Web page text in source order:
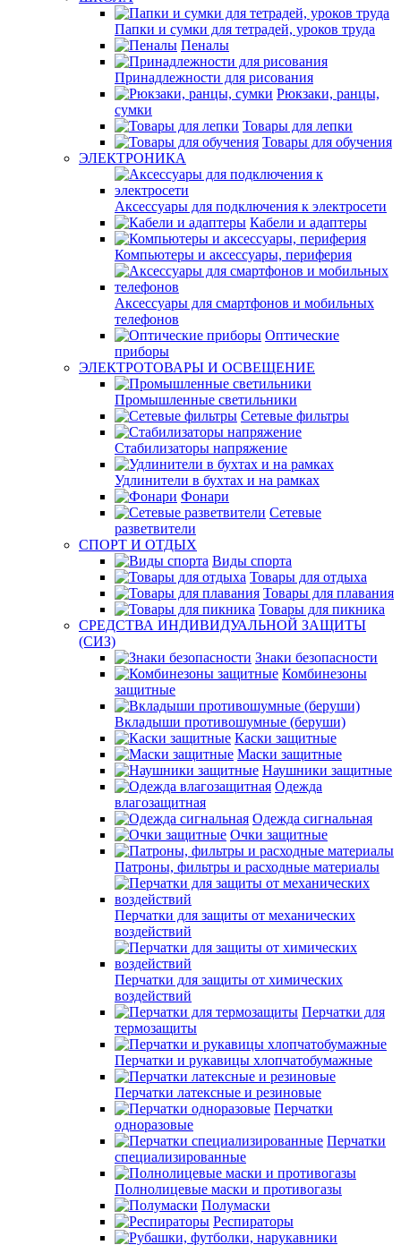
Папки и сумки для тетрадей, уроков труда
Пеналы
Принадлежности для рисования
Рюкзаки, ранцы,
сумки
Товары для лепки
Товары для обучения
ЭЛЕКТРОНИКА
Аксессуары для подключения к электросети
Кабели и адаптеры
Компьютеры и аксессуары, периферия
Аксессуары для смартфонов и мобильных
телефонов
Оптические
приборы
ЭЛЕКТРОТОВАРЫ И ОСВЕЩЕНИЕ
Промышленные светильники
Сетевые фильтры
Стабилизаторы напряжение
Удлинители в бухтах и на рамках
Фонари
Сетевые
разветвители
СПОРТ И ОТДЫХ
Виды спорта
Товары для отдыха
Товары для плавания
Товары для пикника
СРЕДСТВА ИНДИВИДУАЛЬНОЙ ЗАЩИТЫ
(СИЗ)
Знаки безопасности
Комбинезоны
защитные
Вкладыши противошумные (беруши)
Каски защитные
Маски защитные
Наушники защитные
Одежда
влагозащитная
Одежда сигнальная
Очки защитные
Патроны, фильтры и расходные материалы
Перчатки для защиты от механических
воздействий
Перчатки для защиты от химических
воздействий
Перчатки для
термозащиты
Перчатки и рукавицы хлопчатобумажные
Перчатки латексные и резиновые
Перчатки
одноразовые
Перчатки
специализированные
Полнолицевые маски и противогазы
Полумаски
Респираторы